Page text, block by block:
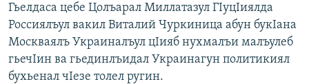
Все сайты РСЕ/РС
Гьелдаса цебе Цолъарал Миллатазул ГIуцIиялда
Россиялъул вакил Виталий Чуркиница абун букIана
Москваялъ Украиналъул цIияб нухмалъи малъулеб
гьечIин ва гьединлъидал Украинагун политикиял
бухьенал чIезе толел ругин.